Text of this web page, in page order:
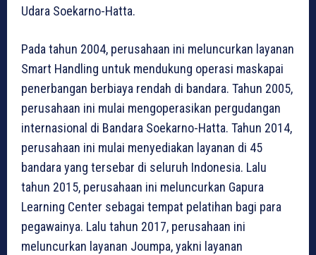
Udara Soekarno-Hatta.
Pada tahun 2004, perusahaan ini meluncurkan layanan
Smart Handling untuk mendukung operasi maskapai
penerbangan berbiaya rendah di bandara. Tahun 2005,
perusahaan ini mulai mengoperasikan pergudangan
internasional di Bandara Soekarno-Hatta. Tahun 2014,
perusahaan ini mulai menyediakan layanan di 45
bandara yang tersebar di seluruh Indonesia. Lalu
tahun 2015, perusahaan ini meluncurkan Gapura
Learning Center sebagai tempat pelatihan bagi para
pegawainya. Lalu tahun 2017, perusahaan ini
meluncurkan layanan Joumpa, yakni layanan